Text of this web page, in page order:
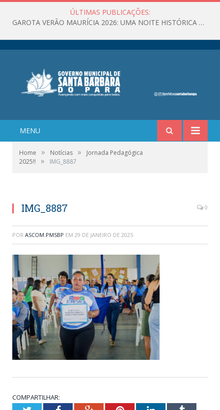
ÚLTIMAS PUBLICAÇÕES:
GAROTA VERÃO MAURÍCIA 2026: UMA NOITE HISTÓRICA CELEBROU A BELEZA, A CULTURA E O VERÃO DE SANTA BÁRBARA DO PARÁ!
MENU
Home » Notícias »
Jornada Pedagógica
2025!!
» IMG_8887
IMG_8887 0
POR ASCOM.PMSBP EM 29 DE JANEIRO DE 2025
COMPARTILHAR: